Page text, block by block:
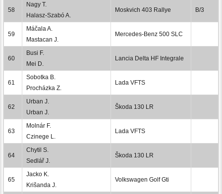
58
Nagy T.
Halasz-Szabó A.
Moskvich 403 Rallye B/3
59
Máčala A.
Mastacan J.
Mercedes-Benz 500 SLC
60
Busi F.
Mei D.
Lancia Delta HF Integrale
61
Sobotka B.
Procházka Z.
Lada VFTS
62
Urban J.
Urban J.
Škoda 130 LR
63
Molnár F.
Czinege L.
Lada VFTS
64
Chytil S.
Sedlář J.
Škoda 130 LR
65
Jacko K.
Krišanda J.
Volkswagen Golf Gti